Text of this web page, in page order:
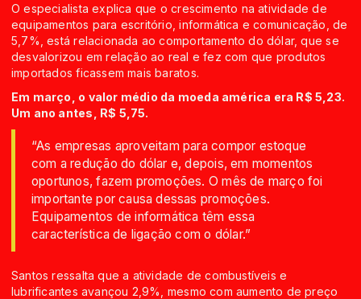
O especialista explica que o crescimento na atividade de
equipamentos para escritório, informática e comunicação, de
5,7%, está relacionada ao comportamento do dólar, que se
desvalorizou em relação ao real e fez com que produtos
importados ficassem mais baratos.
Em março, o valor médio da moeda américa era R$ 5,23.
Um ano antes, R$ 5,75.
“As empresas aproveitam para compor estoque
com a redução do dólar e, depois, em momentos
oportunos, fazem promoções. O mês de março foi
importante por causa dessas promoções.
Equipamentos de informática têm essa
característica de ligação com o dólar.”
Santos ressalta que a atividade de combustíveis e
lubrificantes avançou 2,9%, mesmo com aumento de preço